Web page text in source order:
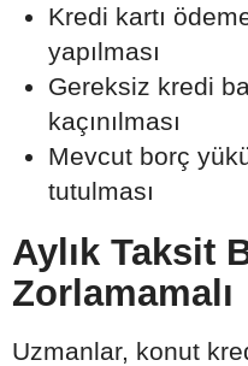
Kredi kartı
yapılması
Gereksiz kredi
kaçınılması
Mevcut borç
tutulması
Aylık Taksit
Zorlamamalı
Uzmanlar, konut